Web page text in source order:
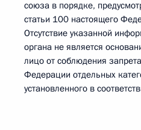
союза в порядке,
статьи 100 настоящего
Отсутствие указанной
органа не является
лицо от соблюдения
Федерации отдельных
установленного в